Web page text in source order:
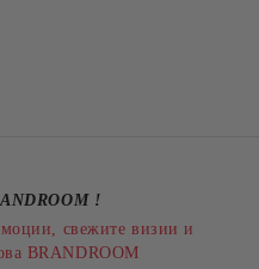
!
свежите визии и
BRANDROOM